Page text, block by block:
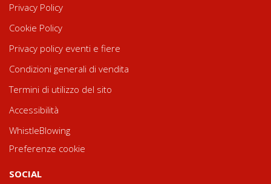
Privacy Policy
Cookie Policy
Privacy policy eventi e fiere
Condizioni generali di vendita
Termini di utilizzo del sito
Accessibilità
WhistleBlowing
Preferenze cookie
SOCIAL